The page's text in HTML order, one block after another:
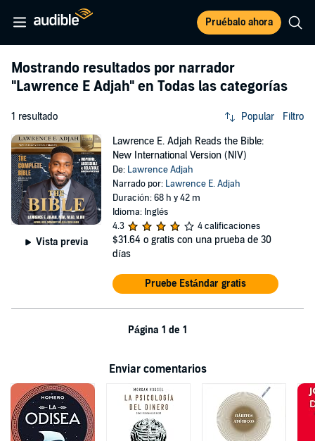
Pruébalo ahora
Mostrando resultados por narrador
"Lawrence E Adjah" en Todas las categorías
1 resultado Popular Filtro
Vista previa
Lawrence E. Adjah Reads the Bible:
New International Version (NIV)
De: Lawrence Adjah
Narrado por: Lawrence E. Adjah
Duración: 68 h y 42 m
Idioma: Inglés
4.3
4 calificaciones
$31.64 o gratis con una prueba de 30
días
Pruebe Estándar gratis
Página 1 de 1
Enviar comentarios